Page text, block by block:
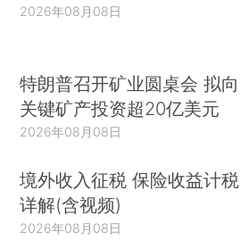
2026年08月08日
特朗普召开矿业圆桌会 拟向
关键矿产投资超20亿美元
2026年08月08日
境外收入征税 保险收益计税
详解(含视频)
2026年08月08日